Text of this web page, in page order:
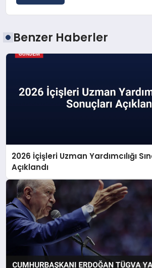
Benzer Haberler
2026 İçişleri Uzman Yardımcılığı
Açıklandı